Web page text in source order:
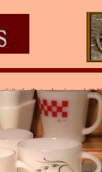
ルバーウィート ショートマグ